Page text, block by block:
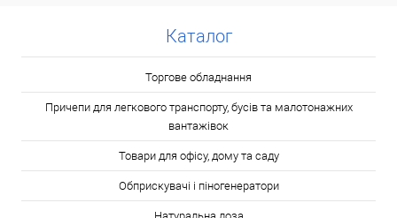
Каталог
Торгове обладнання
Причепи для легкового транспорту, бусів та малотонажних
вантажівок
Товари для офісу, дому та саду
Обприскувачі і піногенератори